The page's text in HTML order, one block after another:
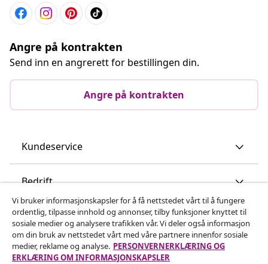
Angre på kontrakten
Send inn en angrerett for bestillingen din.
Angre på kontrakten
Kundeservice
Bedrift
vidaXL
Oppdag mer
Vi bruker informasjonskapsler for å få nettstedet vårt til å fungere
ordentlig, tilpasse innhold og annonser, tilby funksjoner knyttet til
sosiale medier og analysere trafikken vår. Vi deler også informasjon
om din bruk av nettstedet vårt med våre partnere innenfor sosiale
medier, reklame og analyse. PERSONVERNERKLÆRING OG
ERKLÆRING OM INFORMASJONSKAPSLER